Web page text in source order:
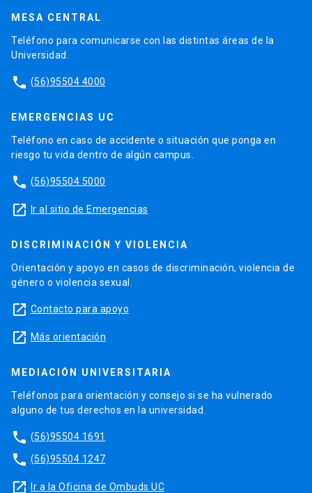
MESA CENTRAL
Teléfono para comunicarse con las distintas áreas de la
Universidad.
phone (56)95504 4000
EMERGENCIAS UC
Teléfono en caso de accidente o situación que ponga en
riesgo tu vida dentro de algún campus.
phone (56)95504 5000
launch Ir al sitio de Emergencias
DISCRIMINACIÓN Y VIOLENCIA
Orientación y apoyo en casos de discriminación, violencia de
género o violencia sexual.
launch Contacto para apoyo
launch Más orientación
MEDIACIÓN UNIVERSITARIA
Teléfonos para orientación y consejo si se ha vulnerado
alguno de tus derechos en la universidad.
phone (56)95504 1691
phone (56)95504 1247
launch Ir a la Oficina de Ombuds UC